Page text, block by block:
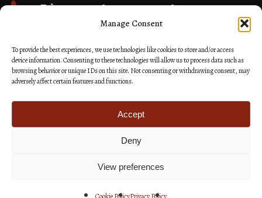
Manage Consent
To provide the best experiences, we use technologies like cookies to store and/or access
device information. Consenting to these technologies will allow us to process data such as
browsing behavior or unique IDs on this site. Not consenting or withdrawing consent, may
adversely affect certain features and functions.
Accept
Deny
View preferences
Τηλ. 27310 26580 και 27310 26581
Κατασκευή Ιστοσελίδων Site as you GO: Falcon από
Hellenic Technologies